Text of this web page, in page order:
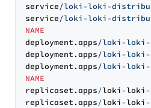
service/loki-loki-
service/loki-loki-
NAME
deployment.apps/loki-
deployment.apps/loki-loki-
deployment.apps/loki-loki-
NAME
replicaset.apps/loki-loki-
replicaset.apps/loki-loki-